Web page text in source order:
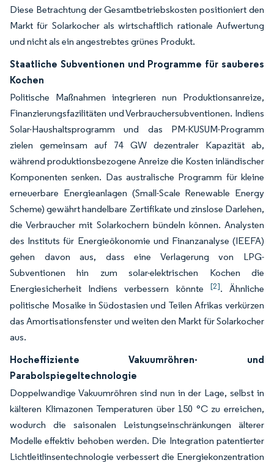
Diese Betrachtung der Gesamtbetriebskosten positioniert den
Markt für Solarkocher als wirtschaftlich rationale Aufwertung
und nicht als ein angestrebtes grünes Produkt.
Staatliche Subventionen und Programme für sauberes
Kochen
Politische Maßnahmen integrieren nun Produktionsanreize,
Finanzierungsfazilitäten und Verbrauchersubventionen. Indiens
Solar-Haushaltsprogramm und das PM-KUSUM-Programm
zielen gemeinsam auf 74 GW dezentraler Kapazität ab,
während produktionsbezogene Anreize die Kosten inländischer
Komponenten senken. Das australische Programm für kleine
erneuerbare Energieanlagen (Small-Scale Renewable Energy
Scheme) gewährt handelbare Zertifikate und zinslose Darlehen,
die Verbraucher mit Solarkochern bündeln können. Analysten
des Instituts für Energieökonomie und Finanzanalyse (IEEFA)
gehen davon aus, dass eine Verlagerung von LPG-
Subventionen hin zum solar-elektrischen Kochen die
Energiesicherheit Indiens verbessern könnte [2]. Ähnliche
politische Mosaike in Südostasien und Teilen Afrikas verkürzen
das Amortisationsfenster und weiten den Markt für Solarkocher
aus.
Hocheffiziente Vakuumröhren- und
Parabolspiegeltechnologie
Doppelwandige Vakuumröhren sind nun in der Lage, selbst in
kälteren Klimazonen Temperaturen über 150 °C zu erreichen,
wodurch die saisonalen Leistungseinschränkungen älterer
Modelle effektiv behoben werden. Die Integration patentierter
Lichtleitlinsentechnologie verbessert die Energiekonzentration